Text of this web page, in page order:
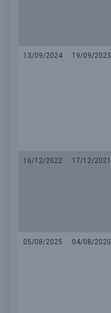
13/09/2024 19/09/2023
16/12/2022 17/12/2021
05/08/2025 04/08/2020